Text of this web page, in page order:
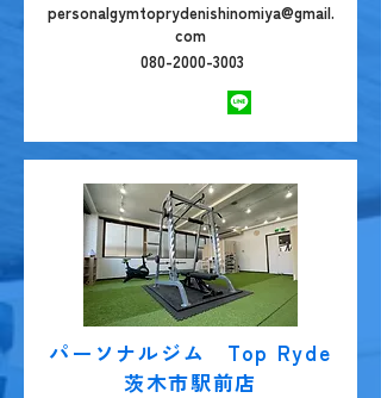
personalgymtoprydenishinomiya@gmail.
com
080-2000-3003
パーソナルジム Top Ryde
茨木市駅前店